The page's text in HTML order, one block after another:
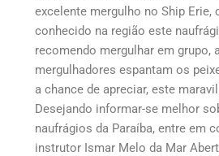
excelente mergulho no Ship Erie,
conhecido na região este
recomendo mergulhar em grupo,
mergulhadores espantam os
a chance de apreciar, este
Desejando informar-se melhor
naufrágios da Paraíba, entre em
instrutor Ismar Melo da Mar